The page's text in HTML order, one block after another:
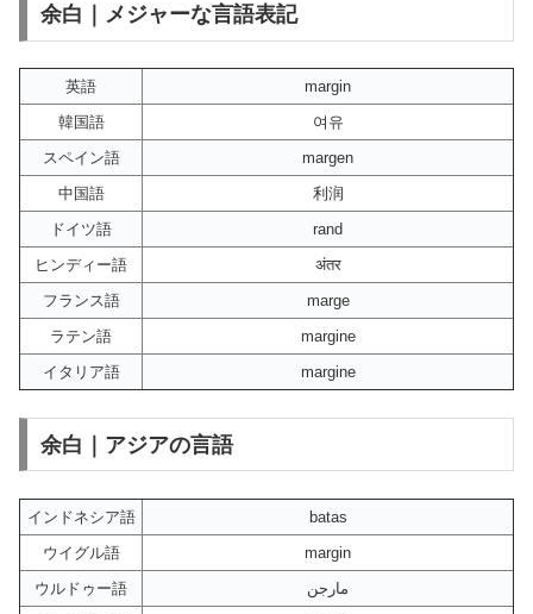
余白｜メジャーな言語表記
英語
margin
韓国語
여유
スペイン語
margen
中国語
利润
ドイツ語
rand
ヒンディー語
अंतर
フランス語
marge
ラテン語
margine
イタリア語
margine
余白｜アジアの言語
インドネシア語
batas
ウイグル語
margin
ウルドゥー語
مارجن